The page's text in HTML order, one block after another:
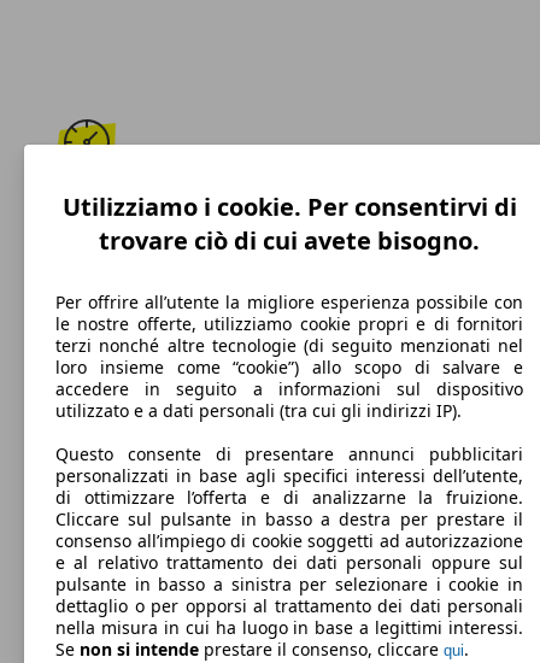
170 km/h
Velocità massima
Benzina
Carburante
161 g/km
Emissioni di CO2 (combinato)*
Utilizziamo i cookie. Per consentirvi di
trovare ciò di cui avete bisogno.
Per offrire all’utente la migliore esperienza possibile con
le nostre offerte, utilizziamo cookie propri e di fornitori
terzi nonché altre tecnologie (di seguito menzionati nel
loro insieme come “cookie”) allo scopo di salvare e
accedere in seguito a informazioni sul dispositivo
utilizzato e a dati personali (tra cui gli indirizzi IP).
Questo consente di presentare annunci pubblicitari
personalizzati in base agli specifici interessi dell’utente,
di ottimizzare l’offerta e di analizzarne la fruizione.
Cliccare sul pulsante in basso a destra per prestare il
consenso all’impiego di cookie soggetti ad autorizzazione
e al relativo trattamento dei dati personali oppure sul
pulsante in basso a sinistra per selezionare i cookie in
dettaglio o per opporsi al trattamento dei dati personali
nella misura in cui ha luogo in base a legittimi interessi.
Se non si intende prestare il consenso, cliccare qui.